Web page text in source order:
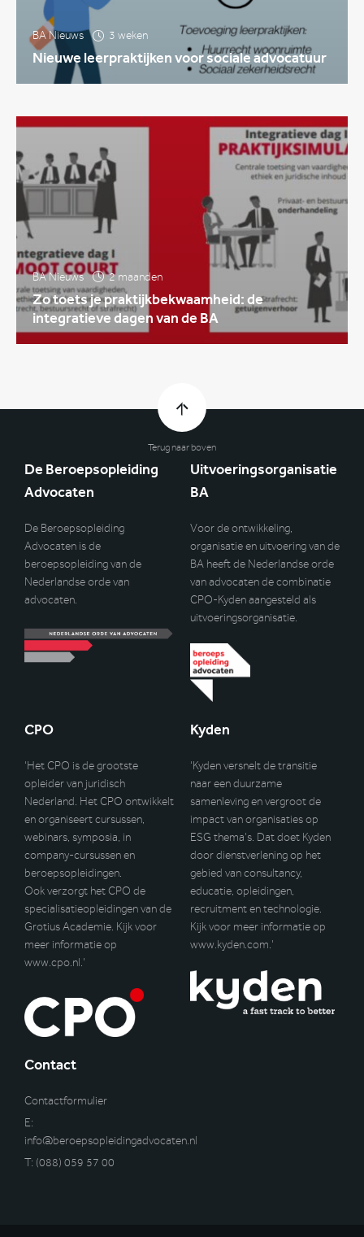
BA Nieuws 3 weken
Nieuwe leerpraktijken voor sociale advocatuur
BA Nieuws 2 maanden
Zo toets je praktijkbekwaamheid: de
integratieve dagen van de BA
Terug naar boven
De Beroepsopleiding
Advocaten
De Beroepsopleiding
Advocaten is de
beroepsopleiding van de
Nederlandse orde van
advocaten.
Uitvoeringsorganisatie
BA
Voor de ontwikkeling,
organisatie en uitvoering van de
BA heeft de Nederlandse orde
van advocaten de combinatie
CPO-Kyden aangesteld als
uitvoeringsorganisatie.
CPO
‘Het CPO is de grootste
opleider van juridisch
Nederland. Het CPO ontwikkelt
en organiseert cursussen,
webinars, symposia, in
company-cursussen en
beroepsopleidingen.
Ook verzorgt het CPO de
specialisatieopleidingen van de
Grotius Academie. Kijk voor
meer informatie op
www.cpo.nl.’
Kyden
‘Kyden versnelt de transitie
naar een duurzame
samenleving en vergroot de
impact van organisaties op
ESG thema’s. Dat doet Kyden
door dienstverlening op het
gebied van consultancy,
educatie, opleidingen,
recruitment en technologie.
Kijk voor meer informatie op
www.kyden.com.’
Contact
Contactformulier
E:
info@beroepsopleidingadvocaten.nl
T: (088) 059 57 00